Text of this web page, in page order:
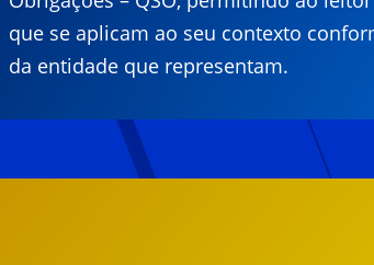
que se aplicam ao seu contexto
da entidade que representam.